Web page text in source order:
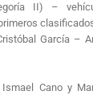
II) –
García –
Cano y